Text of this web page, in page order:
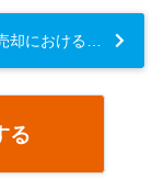
る